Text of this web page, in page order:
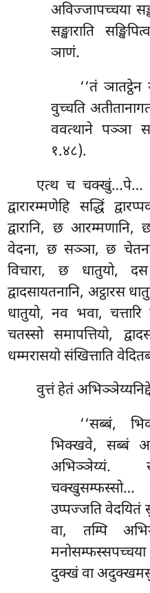
अविज्जापच्चया
सङ्खाराति
ञाणं.
‘‘तं
वुच्चति
ववत्थाने पञ्ञा
१.४८).
एत्थ च चक्खुं…पे…
द्वारारम्मणेहि सद्धिं
द्वारानि, छ
वेदना, छ सञ्ञा, छ
विचारा, छ धातुयो, दस
द्वादसायतनानि, अट्ठारस
धातुयो, नव भवा,
चतस्सो समापत्तियो,
धम्मरासयो संखित्ताति
वुत्तं हेतं
‘‘सब्बं,
भिक्खवे, सब्बं
अभिञ्ञेय्यं.
चक्खुसम्फस्सो…
उप्पज्जति
वा, तम्पि
दुक्खं वा